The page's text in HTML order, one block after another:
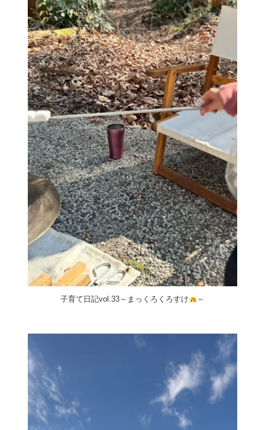
子育て日記vol.33～まっくろくろすけ ～